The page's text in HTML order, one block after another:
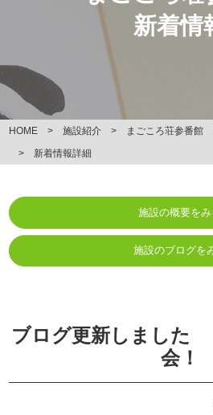
新着情
HOME 施設紹介 まごころ荘参番館
新着情報詳細
施設の概要をみ
施設のブログを
ブログ更新しまし
会！